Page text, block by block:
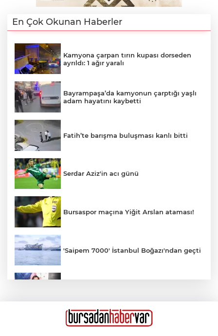
En Çok Okunan Haberler
Kamyona çarpan tırın kupası dorseden
ayrıldı: 1 ağır yaralı
Bayrampaşa’da kamyonun çarptığı yaşlı
adam hayatını kaybetti
Fatih’te barışma buluşması kanlı bitti
Serdar Aziz'in acı günü
Bursaspor maçına Yiğit Arslan ataması!
'Saipem 7000' İstanbul Boğazı'ndan geçti
Otomobil motosikletle çarpıştı: 2'si çocuk